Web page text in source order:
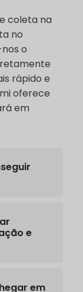
coleta na
no
o
rápido e
oferece
em
e
em